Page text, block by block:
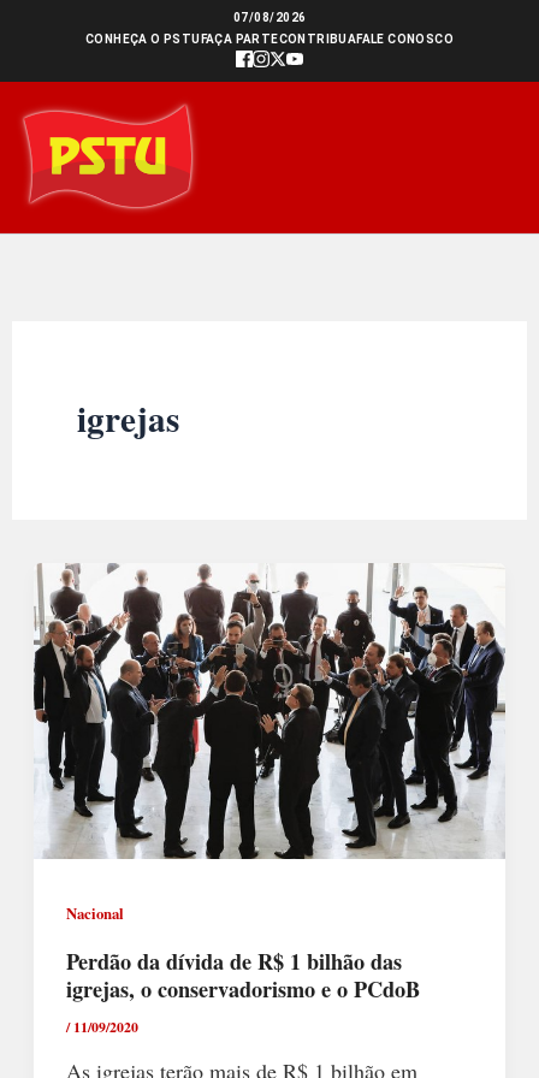
conteúdo
07/08/2026
CONHEÇA O PSTU FAÇA PARTECONTRIBUAFALE CONOSCO
igrejas
Nacional
Perdão da dívida de R$ 1 bilhão das
igrejas, o conservadorismo e o PCdoB
/11/09/2020
As igrejas terão mais de R$ 1 bilhão em